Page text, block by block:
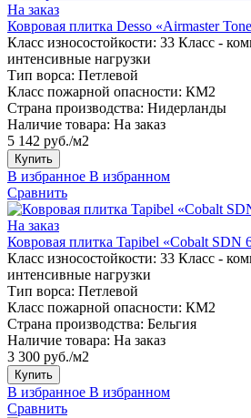
На заказ
Ковровая плитка Desso «Airmaster
Класс износостойкости: 33 Класс -
интенсивные нагрузки
Тип ворса: Петлевой
Класс пожарной опасности: КМ2
Страна производства: Нидерланды
Наличие товара: На заказ
5 142 руб./м2
Купить
В избранное В избранном
Сравнить
На заказ
Ковровая плитка Tapibel «Cobalt SDN
Класс износостойкости: 33 Класс -
интенсивные нагрузки
Тип ворса: Петлевой
Класс пожарной опасности: КМ2
Страна производства: Бельгия
Наличие товара: На заказ
3 300 руб./м2
Купить
В избранное В избранном
Сравнить